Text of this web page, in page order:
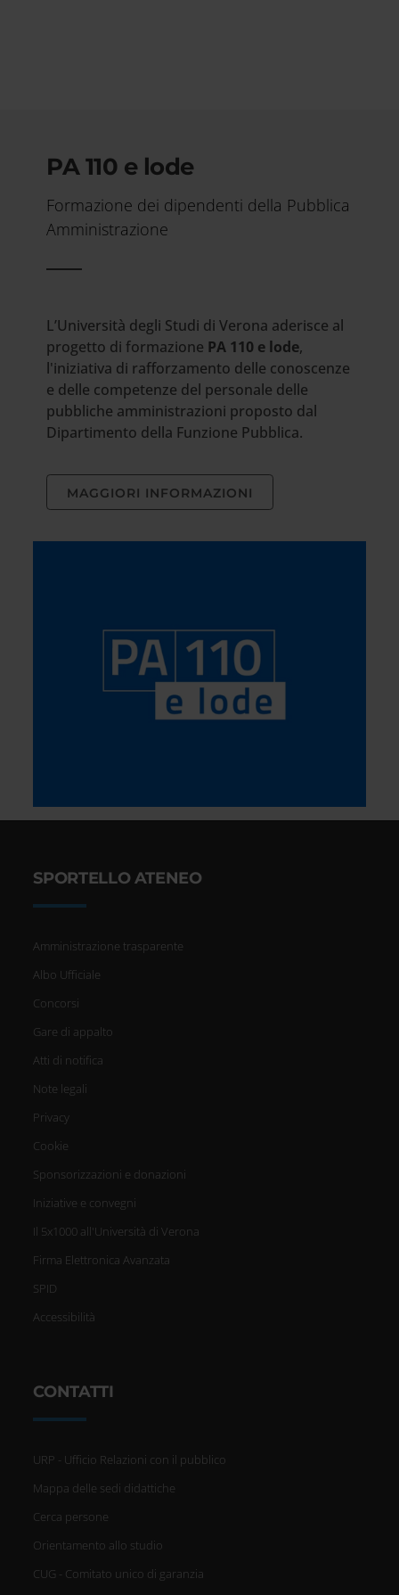
PA 110 e lode
Formazione dei dipendenti della Pubblica
Amministrazione
L’Università degli Studi di Verona aderisce al
progetto di formazione PA 110 e lode,
l'iniziativa di rafforzamento delle conoscenze
e delle competenze del personale delle
pubbliche amministrazioni proposto dal
Dipartimento della Funzione Pubblica.
MAGGIORI INFORMAZIONI
SPORTELLO ATENEO
Amministrazione trasparente
Albo Ufficiale
Concorsi
Gare di appalto
Atti di notifica
Note legali
Privacy
Cookie
Sponsorizzazioni e donazioni
Iniziative e convegni
Il 5x1000 all'Università di Verona
Firma Elettronica Avanzata
SPID
Accessibilità
CONTATTI
URP - Ufficio Relazioni con il pubblico
Mappa delle sedi didattiche
Cerca persone
Orientamento allo studio
CUG - Comitato unico di garanzia